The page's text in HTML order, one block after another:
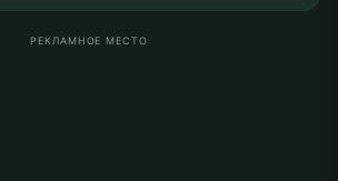
РЕКЛАМНОЕ МЕСТО